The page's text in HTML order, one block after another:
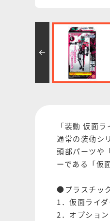
「装動 仮面
通常の装動シ
頭部パーツや
ーである「仮
●プラスチッ
1．仮面ライ
2．オプショ